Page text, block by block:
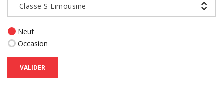
Classe S Limousine
Neuf
Occasion
VALIDER